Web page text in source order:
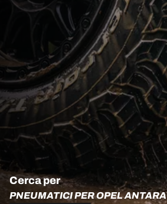
Cerca per
PNEUMATICI PER OPEL ANTARA